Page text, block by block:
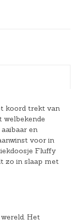
koord trekt van
welbekende
en
voor in
Fluffy
zo in slaap met
Het